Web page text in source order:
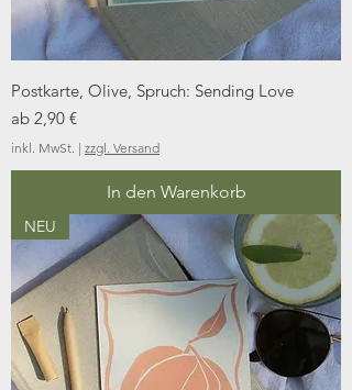
Postkarte, Olive, Spruch: Sending Love
ab 2,90 €
Sale-Preis
inkl. MwSt. | zzgl. Versand
In den Warenkorb
NEU